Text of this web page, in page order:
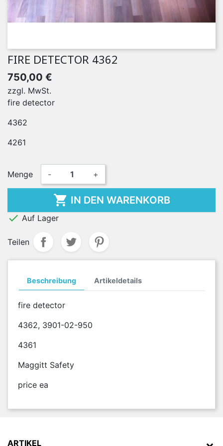
FIRE DETECTOR 4362
750,00 €
zzgl. MwSt.
fire detector
4362
4261
Menge - +
 IN DEN WARENKORB
 Auf Lager
Teilen
Beschreibung Artikeldetails
fire detector
4362, 3901-02-950
4361
Maggitt Safety
price ea
ARTIKEL